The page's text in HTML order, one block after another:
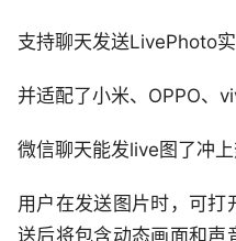
支持聊天发送LivePhoto
并适配了小米、OPPO、
微信聊天能发live图了冲
用户在发送图片时，可打
送后将包含动态画面和声